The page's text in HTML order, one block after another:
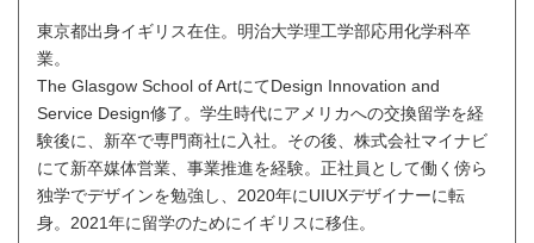
東京都出身イギリス在住。明治大学理工学部応用化学科卒
業。
The Glasgow School of ArtにてDesign Innovation and
Service Design修了。学生時代にアメリカへの交換留学を経
験後に、新卒で専門商社に入社。その後、株式会社マイナビ
にて新卒媒体営業、事業推進を経験。正社員として働く傍ら
独学でデザインを勉強し、2020年にUIUXデザイナーに転
身。2021年に留学のためにイギリスに移住。